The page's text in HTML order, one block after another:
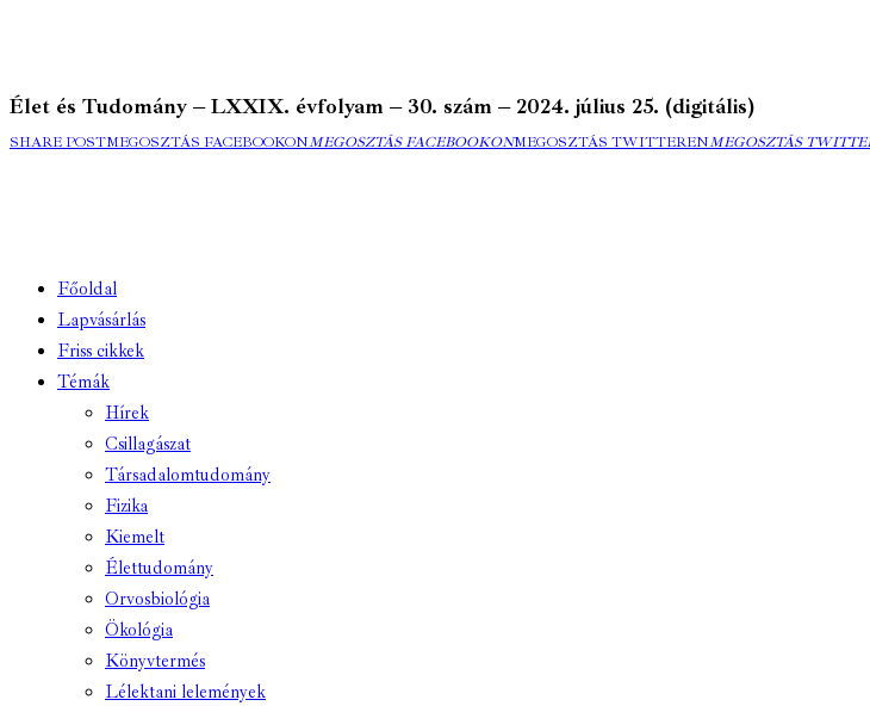
Élet és Tudomány – LXXIX. évfolyam – 30. szám – 2024. július 25. (digitális)
SHARE POSTMEGOSZTÁS FACEBOOKONMEGOSZTÁS FACEBOOKONMEGOSZTÁS TWITTERENMEGOSZTÁS
Főoldal
Lapvásárlás
Friss cikkek
Témák
Hírek
Csillagászat
Társadalomtudomány
Fizika
Kiemelt
Élettudomány
Orvosbiológia
Ökológia
Könyvtermés
Lélektani lelemények